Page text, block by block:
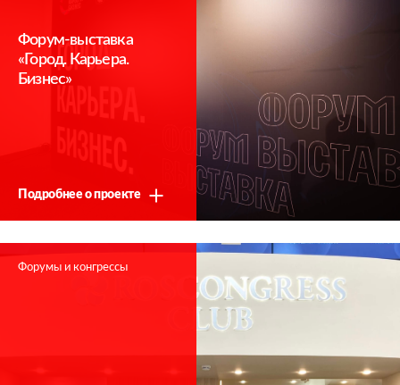
Форум-выставка
«Город. Карьера.
Бизнес»
Подробнее о проекте
Форумы и конгрессы